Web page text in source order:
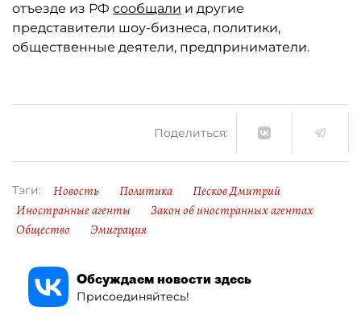
отъезде из РФ сообщали и другие
представители шоу-бизнеса, политики,
общественные деятели, предприниматели.
Поделиться:
Тэги: Новость Политика
Песков Дмитрий
Иностранные агенты
Закон об иностранных агентах
Общество
Эмиграция
Обсуждаем новости здесь
Присоединяйтесь!